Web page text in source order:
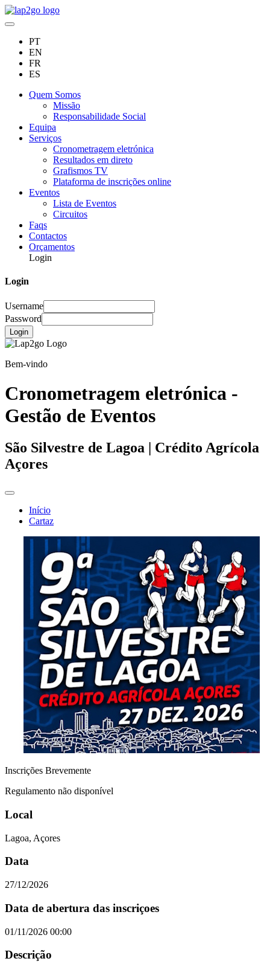
PT
EN
FR
ES
Quem Somos
Missão
Responsabilidade Social
Equipa
Serviços
Cronometragem eletrónica
Resultados em direto
Grafismos TV
Plataforma de inscrições online
Eventos
Lista de Eventos
Circuitos
Faqs
Contactos
Orçamentos
Login
Login
Username
Password
Login
Bem-vindo
Cronometragem eletrónica -
Gestão de Eventos
São Silvestre de Lagoa | Crédito Agrícola
Açores
Início
Cartaz
Inscrições Brevemente
Regulamento não disponível
Local
Lagoa, Açores
Data
27/12/2026
Data de abertura das inscriçoes
01/11/2026 00:00
Descrição